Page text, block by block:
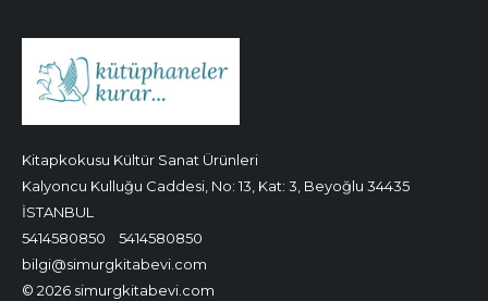
Kitapkokusu Kültür Sanat Ürünleri
Kalyoncu Kulluğu Caddesi, No: 13, Kat: 3, Beyoğlu 34435
İSTANBUL
5414580850
5414580850
bilgi@simurgkitabevi.com
© 2026 simurgkitabevi.com